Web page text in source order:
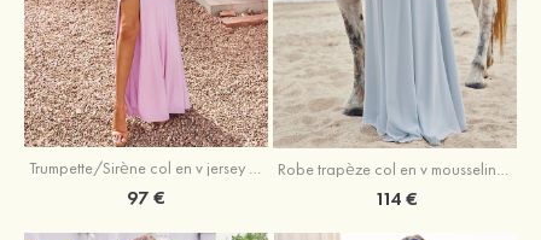
Trumpette/Sirène col en v jersey ras du sol robe de demoiselle d'honneur
97 €
Robe trapèze col en v mousseline ras du sol robe de demoiselle d'honneur
114 €